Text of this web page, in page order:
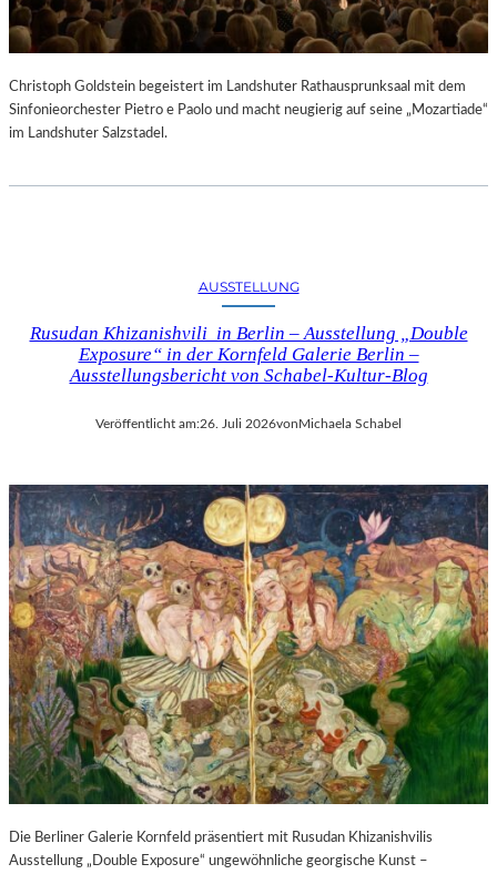
Christoph Goldstein begeistert im Landshuter Rathausprunksaal mit dem
Sinfonieorchester Pietro e Paolo und macht neugierig auf seine „Mozartiade“
im Landshuter Salzstadel.
AUSSTELLUNG
Rusudan Khizanishvili in Berlin – Ausstellung „Double
Exposure“ in der Kornfeld Galerie Berlin –
Ausstellungsbericht von Schabel-Kultur-Blog
Veröffentlicht am:26. Juli 2026von Michaela Schabel
Die Berliner Galerie Kornfeld präsentiert mit Rusudan Khizanishvilis
Ausstellung „Double Exposure“ ungewöhnliche georgische Kunst –